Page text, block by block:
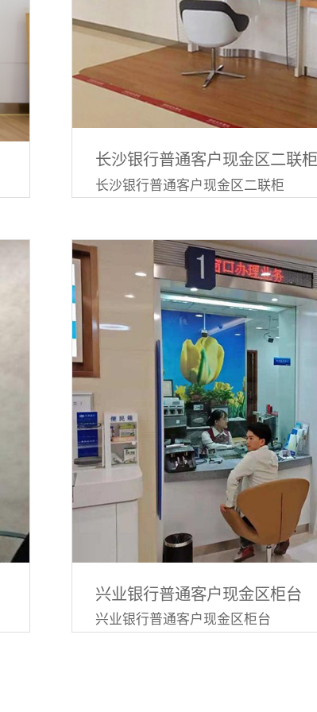
长沙银行普通客户现金区二联柜
长沙银行普通客户现金区二联柜
兴业银行普通客户现金区柜台
兴业银行普通客户现金区柜台